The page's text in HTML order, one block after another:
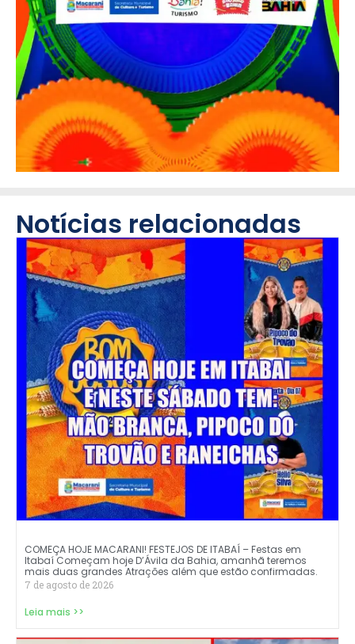
Notícias relacionadas
COMEÇA HOJE MACARANI! FESTEJOS DE ITABAÍ – Festas em
Itabaí Começam hoje D’Ávila da Bahia, amanhã teremos
mais duas grandes Atrações além que estão confirmadas.
7 de agosto de 2026
Leia mais >>